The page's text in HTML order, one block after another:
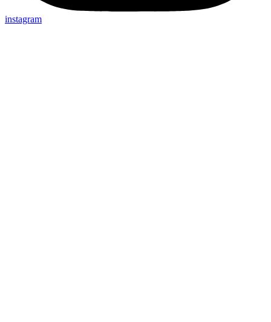
instagram